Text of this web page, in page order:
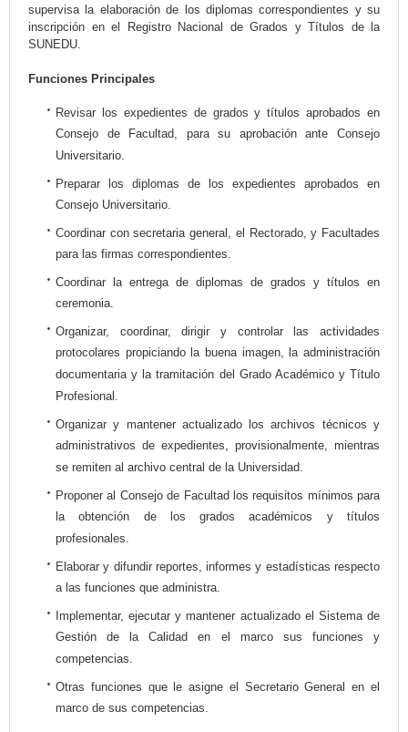
supervisa la elaboración de los diplomas correspondientes y su
inscripción en el Registro Nacional de Grados y Títulos de la
SUNEDU.
Funciones Principales
Revisar los expedientes de grados y títulos aprobados en
Consejo de Facultad, para su aprobación ante Consejo
Universitario.
Preparar los diplomas de los expedientes aprobados en
Consejo Universitario.
Coordinar con secretaria general, el Rectorado, y Facultades
para las firmas correspondientes.
Coordinar la entrega de diplomas de grados y títulos en
ceremonia.
Organizar, coordinar, dirigir y controlar las actividades
protocolares propiciando la buena imagen, la administración
documentaria y la tramitación del Grado Académico y Título
Profesional.
Organizar y mantener actualizado los archivos técnicos y
administrativos de expedientes, provisionalmente, mientras
se remiten al archivo central de la Universidad.
Proponer al Consejo de Facultad los requisitos mínimos para
la obtención de los grados académicos y títulos
profesionales.
Elaborar y difundir reportes, informes y estadísticas respecto
a las funciones que administra.
Implementar, ejecutar y mantener actualizado el Sistema de
Gestión de la Calidad en el marco sus funciones y
competencias.
Otras funciones que le asigne el Secretario General en el
marco de sus competencias.